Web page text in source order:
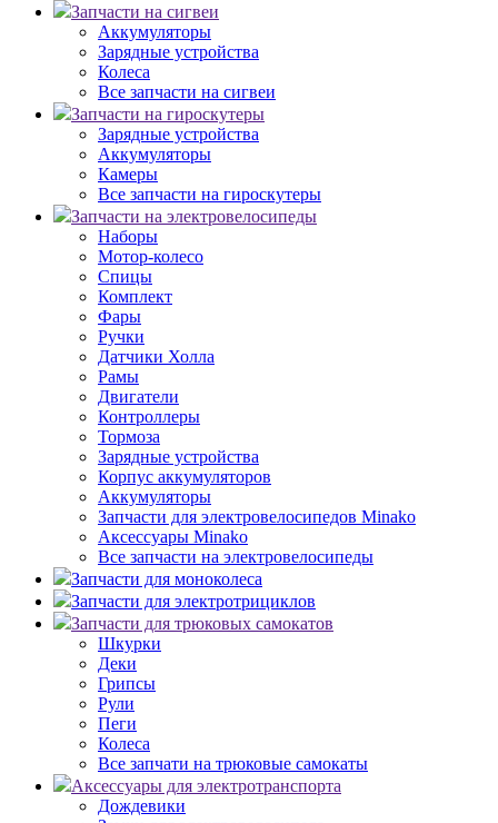
Запчасти на сигвеи
Аккумуляторы
Зарядные устройства
Колеса
Все запчасти на сигвеи
Запчасти на гироскутеры
Зарядные устройства
Аккумуляторы
Камеры
Все запчасти на гироскутеры
Запчасти на электровелосипеды
Наборы
Мотор-колесо
Спицы
Комплект
Фары
Ручки
Датчики Холла
Рамы
Двигатели
Контроллеры
Тормоза
Зарядные устройства
Корпус аккумуляторов
Аккумуляторы
Запчасти для электровелосипедов Minako
Аксессуары Minako
Все запчасти на электровелосипеды
Запчасти для моноколеса
Запчасти для электротрициклов
Запчасти для трюковых самокатов
Шкурки
Деки
Грипсы
Рули
Пеги
Колеса
Все запчати на трюковые самокаты
Аксессуары для электротранспорта
Дождевики